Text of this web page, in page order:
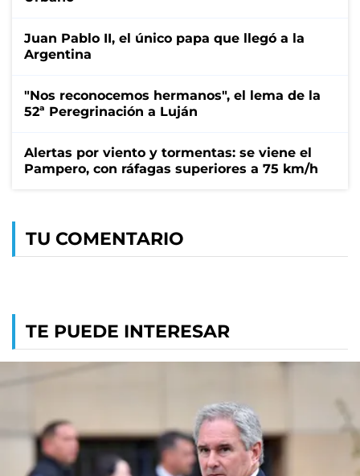
Juan Pablo II, el único papa que llegó a la
Argentina
"Nos reconocemos hermanos", el lema de la
52ª Peregrinación a Luján
Alertas por viento y tormentas: se viene el
Pampero, con ráfagas superiores a 75 km/h
TU COMENTARIO
TE PUEDE INTERESAR